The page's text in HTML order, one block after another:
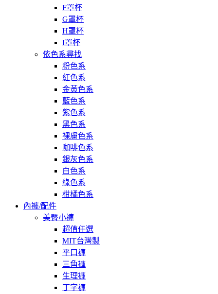
F罩杯
G罩杯
H罩杯
I罩杯
依色系尋找
粉色系
紅色系
金黃色系
藍色系
紫色系
黑色系
裸膚色系
咖啡色系
銀灰色系
白色系
綠色系
柑橘色系
內褲/配件
美臀小褲
超值任選
MIT台灣製
平口褲
三角褲
生理褲
丁字褲